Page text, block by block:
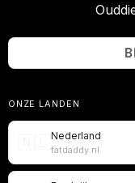
ONZE LANDEN
Nederland
fatdaddy.nl